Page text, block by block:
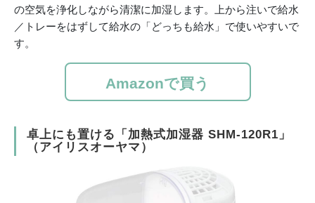
の空気を浄化しながら清潔に加湿します。上から注いで給水
／トレーをはずして給水の「どっちも給水」で使いやすいで
す。
Amazonで買う
卓上にも置ける「加熱式加湿器 SHM-120R1」
（アイリスオーヤマ）